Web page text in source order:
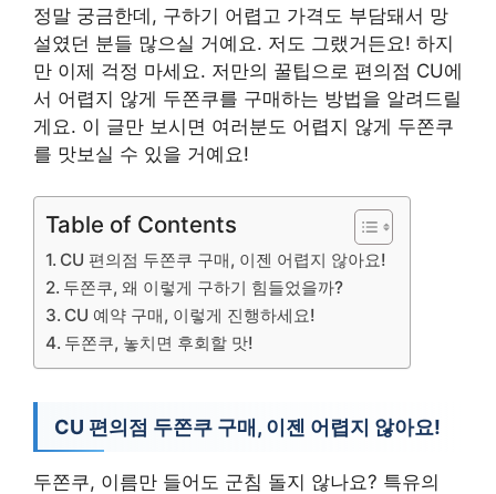
정말 궁금한데, 구하기 어렵고 가격도 부담돼서 망
설였던 분들 많으실 거예요. 저도 그랬거든요! 하지
만 이제 걱정 마세요. 저만의 꿀팁으로 편의점 CU에
서 어렵지 않게 두쫀쿠를 구매하는 방법을 알려드릴
게요. 이 글만 보시면 여러분도 어렵지 않게 두쫀쿠
를 맛보실 수 있을 거예요!
Table of Contents
CU 편의점 두쫀쿠 구매, 이젠 어렵지 않아요!
두쫀쿠, 왜 이렇게 구하기 힘들었을까?
CU 예약 구매, 이렇게 진행하세요!
두쫀쿠, 놓치면 후회할 맛!
CU 편의점 두쫀쿠 구매, 이젠 어렵지 않아요!
두쫀쿠, 이름만 들어도 군침 돌지 않나요? 특유의